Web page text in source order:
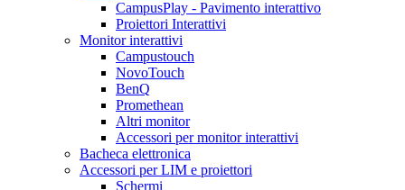
CampusPlay - Pavimento interattivo
Proiettori Interattivi
Monitor interattivi
Campustouch
NovoTouch
BenQ
Promethean
Altri monitor
Accessori per monitor interattivi
Bacheca elettronica
Accessori per LIM e proiettori
Schermi